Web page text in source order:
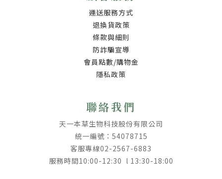
運送服務方式
退換貨政策
條款與細則
防詐騙宣導
會員點數/購物金
隱私政策
聯絡我們
天一本草生物科技股份有限公司
統一編號：54078715
客服專線02-2567-6883
服務時間10:00-12:30 l 13:30-18:00